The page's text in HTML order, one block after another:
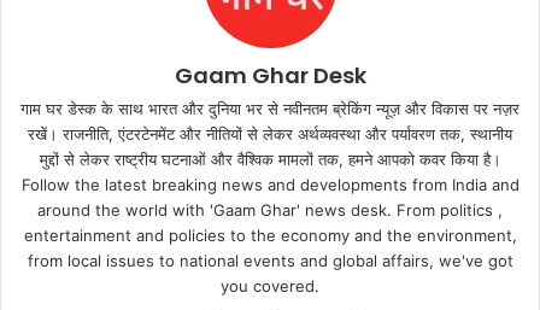
Gaam Ghar Desk
गाम घर डेस्क के साथ भारत और दुनिया भर से नवीनतम ब्रेकिंग न्यूज़ और विकास पर नज़र
रखें। राजनीति, एंटरटेनमेंट और नीतियों से लेकर अर्थव्यवस्था और पर्यावरण तक, स्थानीय
मुद्दों से लेकर राष्ट्रीय घटनाओं और वैश्विक मामलों तक, हमने आपको कवर किया है।
Follow the latest breaking news and developments from India and
around the world with 'Gaam Ghar' news desk. From politics ,
entertainment and policies to the economy and the environment,
from local issues to national events and global affairs, we've got
you covered.